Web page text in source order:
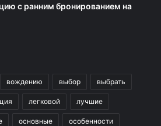
с ранним бронированием на
вождению выбор выбрать
легковой лучшие
основные особенности